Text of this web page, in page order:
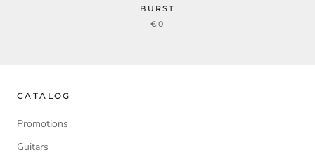
BURST
€0
CATALOG
Promotions
Guitars